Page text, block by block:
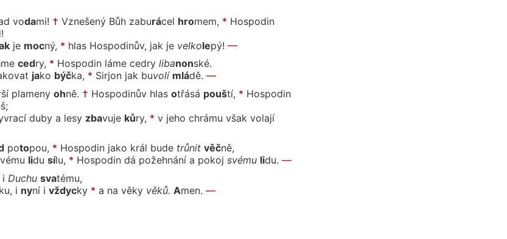
vodami! † Vznešený Bůh zaburácel hromem, * Hospodin
je mocný, * hlas Hospodinův, jak je velkolepý! —
me cedry, * Hospodin láme cedry libanonské.
vat jako býčka, * Sirjon jak buvolí mládě. —
plameny ohně. † Hospodinův hlas otřásá pouští, * Hospodin
duby a lesy zbavuje kůry, * v jeho chrámu však volají
potopou, * Hospodin jako král bude trůnit věčně,
mu lidu sílu, * Hospodin dá požehnání a pokoj svému lidu. —
i Duchu svatému,
i nyní i vždycky * a na věky věků. Amen. —